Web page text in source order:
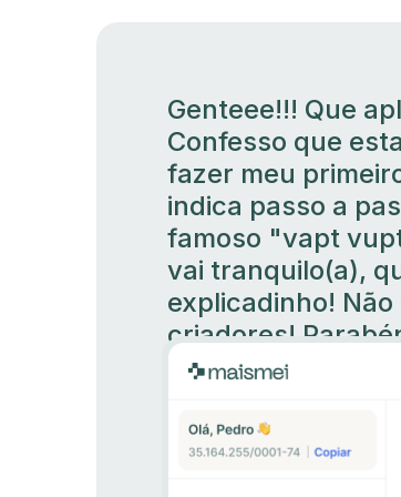
Genteee!!! Que
Confesso que
fazer meu
indica passo a
famoso "vapt
vai tranquilo(a),
explicadinho!
criadores!
Luciana